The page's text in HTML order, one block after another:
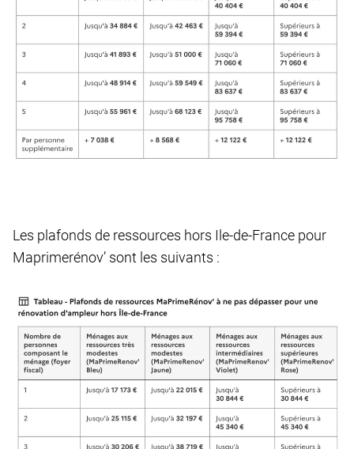
Les plafonds de ressources hors Ile-de-France pour
Maprimerénov’ sont les suivants :